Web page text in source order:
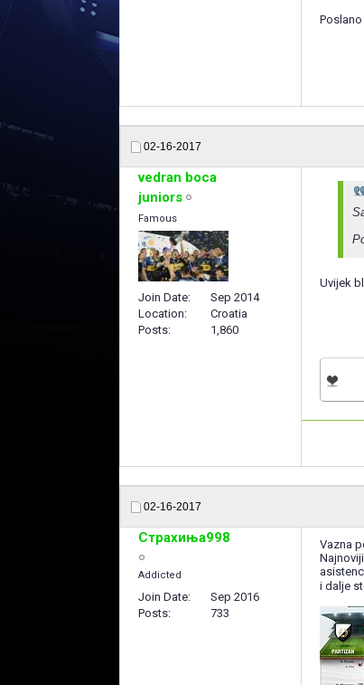
02-16-2017
vedran boca
juniors
Famous
Join Date
Sep 2014
Location
Croatia
Posts
1,860
Uvijek
02-16-2017
Страхиња998
Addicted
Join Date
Sep 2016
Posts
733
Vazna
i dalje